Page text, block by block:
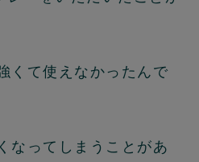
くて使えなかったんで
なってしまうことがあ